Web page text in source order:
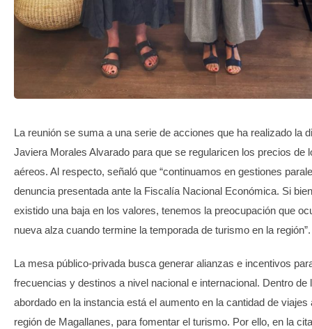
La reunión se suma a una serie de acciones que ha realizado la
Javiera Morales Alvarado para que se regularicen los precios de
aéreos. Al respecto, señaló que “continuamos en gestiones
denuncia presentada ante la Fiscalía Nacional Económica. Si
existido una baja en los valores, tenemos la preocupación que
nueva alza cuando termine la temporada de turismo en la región”.
La mesa público-privada busca generar alianzas e incentivos
frecuencias y destinos a nivel nacional e internacional. Dentro de
abordado en la instancia está el aumento en la cantidad de viajes
región de Magallanes, para fomentar el turismo. Por ello, en la